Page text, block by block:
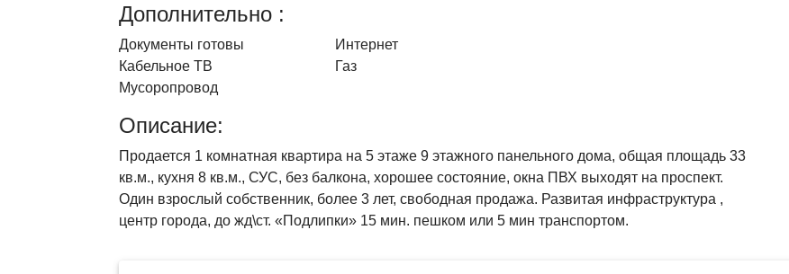
Дополнительно :
Документы готовы
Интернет
Кабельное ТВ
Газ
Мусоропровод
Описание:
Продается 1 комнатная квартира на 5 этаже 9 этажного панельного дома, общая площадь 33
кв.м., кухня 8 кв.м., СУС, без балкона, хорошее состояние, окна ПВХ выходят на проспект.
Один взрослый собственник, более 3 лет, свободная продажа. Развитая инфраструктура ,
центр города, до жд\ст. «Подлипки» 15 мин. пешком или 5 мин транспортом.